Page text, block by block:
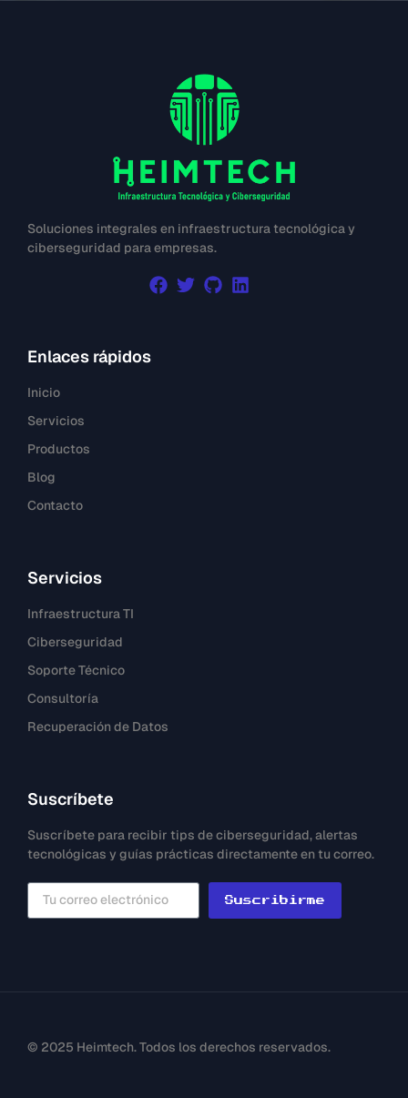
Soluciones integrales en infraestructura tecnológica y
ciberseguridad para empresas.
Enlaces rápidos
Inicio
Servicios
Productos
Blog
Contacto
Servicios
Infraestructura TI
Ciberseguridad
Soporte Técnico
Consultoría
Recuperación de Datos
Suscríbete
Suscríbete para recibir tips de ciberseguridad, alertas
tecnológicas y guías prácticas directamente en tu correo.
Suscribirme
© 2025 Heimtech. Todos los derechos reservados.